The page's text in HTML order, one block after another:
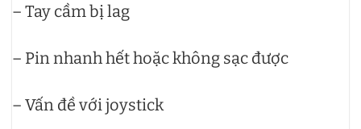
– Tay cầm bị lag
– Pin nhanh hết hoặc không sạc được
– Vấn đề với joystick